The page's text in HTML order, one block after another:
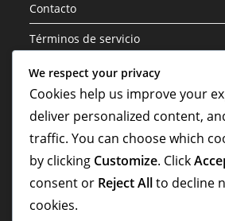
Contacto
Términos de servicio
Categorías
Aspectos Destacados de la Carrera
Contribuciones Internacionales
We respect your privacy
Cookies help us improve your
deliver personalized content,
traffic. You can choose which
by clicking Customize. Click
consent or Reject Allto decline
cookies.